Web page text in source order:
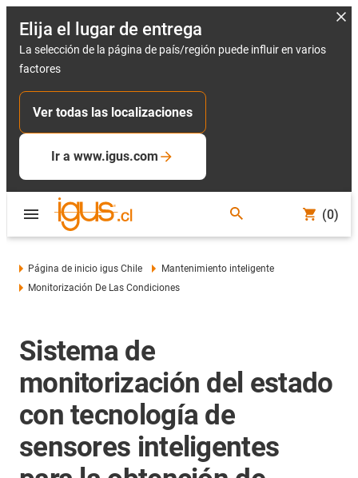
Elija el lugar de entrega
La selección de la página de país/región puede influir en varios
factores
Ver todas las localizaciones
Ir a www.igus.com
(0)
Página de inicio igus Chile
Mantenimiento inteligente
Monitorización De Las Condiciones
Sistema de
monitorización del estado
con tecnología de
sensores inteligentes